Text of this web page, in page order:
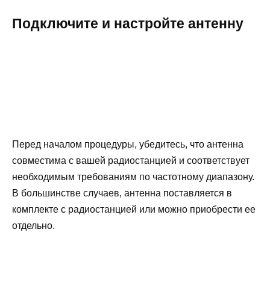
Подключите и настройте антенну
Перед началом процедуры, убедитесь, что антенна
совместима с вашей радиостанцией и соответствует
необходимым требованиям по частотному диапазону.
В большинстве случаев, антенна поставляется в
комплекте с радиостанцией или можно приобрести ее
отдельно.